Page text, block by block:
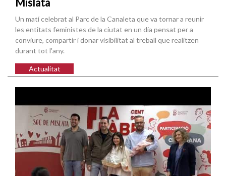
Un matí celebrat al Parc de la Canaleta que va tornar a reunir
les entitats feministes de la ciutat en un dia pensat per a
conviure, compartir i donar visibilitat al treball que realitzen
durant tot l'any.
Actualitat